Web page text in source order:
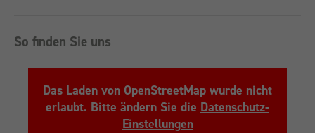
So finden Sie uns
Das Laden von OpenStreetMap wurde nicht
erlaubt. Bitte ändern Sie die Datenschutz-
Einstellungen